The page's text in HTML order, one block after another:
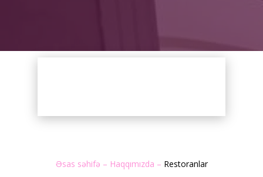
Əsas səhifə – Haqqımızda – Restoranlar